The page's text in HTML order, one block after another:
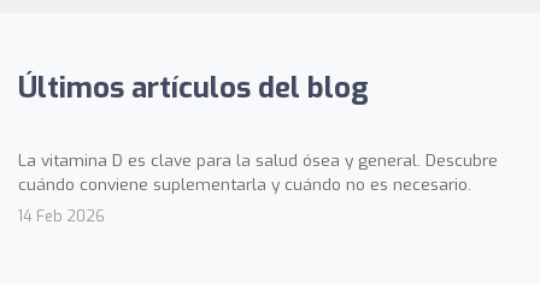
Últimos artículos del blog
La vitamina D es clave para la salud ósea y general. Descubre
cuándo conviene suplementarla y cuándo no es necesario.
14 Feb 2026